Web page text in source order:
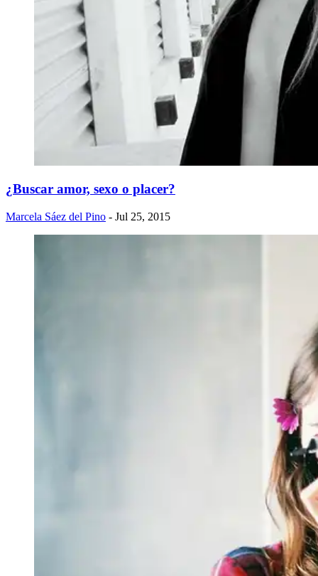
¿Buscar amor, sexo o placer?
Marcela Sáez del Pino - Jul 25, 2015